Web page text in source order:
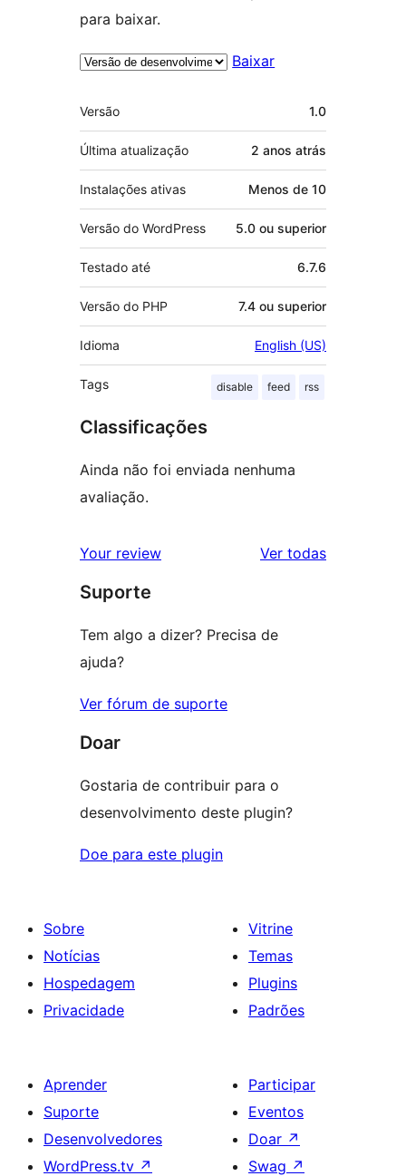
para baixar.
Baixar
Meta
Versão 1.0
Última atualização 2 anos atrás
Instalações ativas Menos de 10
Versão do WordPress 5.0 ou superior
Testado até 6.7.6
Versão do PHP 7.4 ou superior
Idioma English (US)
Tags disable feed rss
Classificações
Ainda não foi enviada nenhuma
avaliação.
Your review Ver todasavaliações
Suporte
Tem algo a dizer? Precisa de
ajuda?
Ver fórum de suporte
Doar
Gostaria de contribuir para o
desenvolvimento deste plugin?
Doe para este plugin
Sobre
Notícias
Hospedagem
Privacidade
Vitrine
Temas
Plugins
Padrões
Aprender
Suporte
Desenvolvedores
WordPress.tv ↗
Participar
Eventos
Doar ↗
Swag ↗